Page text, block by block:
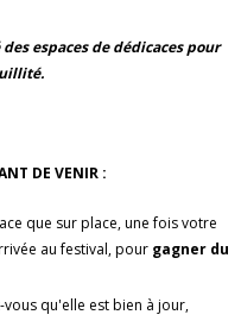
espaces de dédicaces pour
DE VENIR :
que sur place, une fois votre
au festival, pour gagner du
vous qu'elle est bien à jour,